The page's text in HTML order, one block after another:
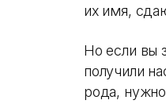
их имя,
Но если вы
получили
рода,